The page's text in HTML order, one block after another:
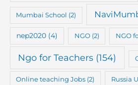
Mumbai School (2)
nep2020(4) NGO(2) NGO
Ngo for Teachers (154)
Online teaching Jobs (2) Russia